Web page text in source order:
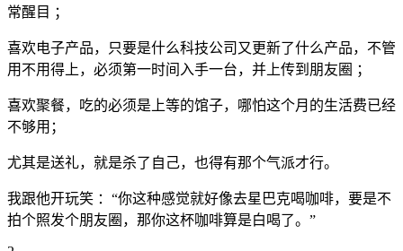
常醒目 ；
喜欢电子产品，只要是什么科技公司又更新了什么产品，不管
用不用得上，必须第一时间入手一台，并上传到朋友圈 ；
喜欢聚餐，吃的必须是上等的馆子，哪怕这个月的生活费已经
不够用；
尤其是送礼，就是杀了自己，也得有那个气派才行。
我跟他开玩笑 ：“你这种感觉就好像去星巴克喝咖啡，要是不
拍个照发个朋友圈，那你这杯咖啡算是白喝了。”